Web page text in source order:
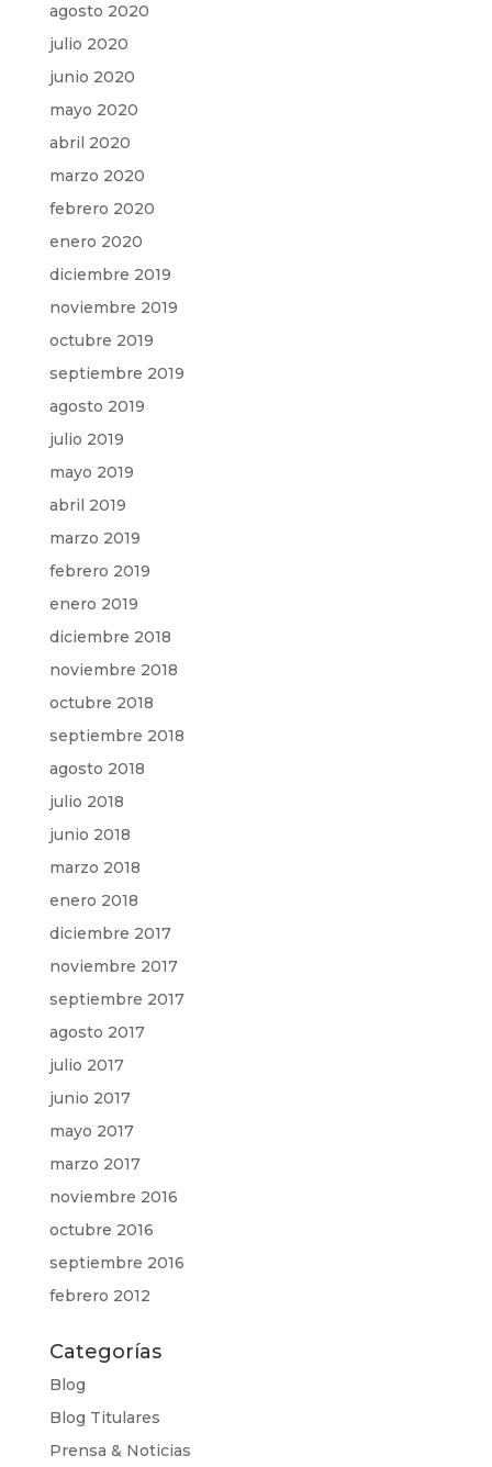
agosto 2020
julio 2020
junio 2020
mayo 2020
abril 2020
marzo 2020
febrero 2020
enero 2020
diciembre 2019
noviembre 2019
octubre 2019
septiembre 2019
agosto 2019
julio 2019
mayo 2019
abril 2019
marzo 2019
febrero 2019
enero 2019
diciembre 2018
noviembre 2018
octubre 2018
septiembre 2018
agosto 2018
julio 2018
junio 2018
marzo 2018
enero 2018
diciembre 2017
noviembre 2017
septiembre 2017
agosto 2017
julio 2017
junio 2017
mayo 2017
marzo 2017
noviembre 2016
octubre 2016
septiembre 2016
febrero 2012
Categorías
Blog
Blog Titulares
Prensa & Noticias